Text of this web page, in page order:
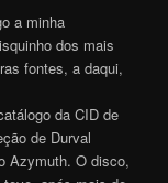
a minha
dos mais
fontes, a daqui,
da CID de
de Durval
Azymuth. O disco,